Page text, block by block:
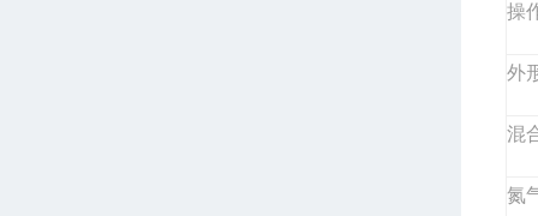
操
外
混
氮